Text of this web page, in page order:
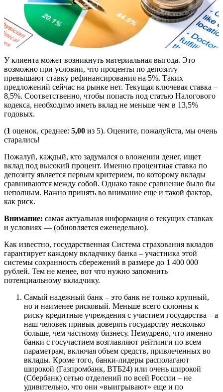
У клиента может возникнуть материальная выгода. Это
возможно при условии, что проценты по депозиту
превышают ставку рефинансирования на 5%. Таких
предложений сейчас на рынке нет. Текущая ключевая ставка –
8,5%. Соответственно, чтобы попасть под статью Налогового
кодекса, необходимо иметь вклад не меньше чем в 13,5%
годовых.
(1 оценок, среднее: 5,00 из 5). Оцените, пожалуйста, мы очень
старались!
Пожалуй, каждый, кто задумался о вложении денег, ищет
вклад под высокий процент. Именно процентная ставка по
депозиту является первым критерием, по которому вклады
сравниваются между собой. Однако такое сравнение было бы
неполным. Важно принять во внимание еще и такой фактор,
как риск.
Внимание: самая актуальная информация о текущих ставках
и условиях — (обновляется еженедельно).
Как известно, государственная Система страхования вкладов
гарантирует каждому вкладчику банка – участника этой
системы сохранность сбережений в размере до 1 400 000
рублей. Тем не менее, вот что нужно запомнить
потенциальному вкладчику.
Самый надежный банк – это банк не только крупный,
но и наименее рисковый. Меньше всего склонны к
риску кредитные учреждения с участием государства – а
наш человек привык доверять государству несколько
больше, чем частному бизнесу. Немудрено, что именно
банки с госучастием возглавляют рейтинги по всем
параметрам, включая объем средств, привлеченных во
вклады. Кроме того, банки-лидеры располагают
широкой (Газпромбанк, ВТБ24) или очень широкой
(Сбербанк) сетью отделений по всей России – не
удивительно, что они «выигрывают» еще и по